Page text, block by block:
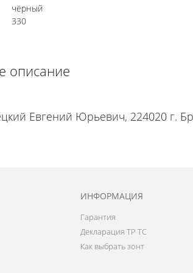
чёрный
330
описание
Евгений Юрьевич, 224020 г.
ИНФОРМАЦИЯ
Гарантия
Декларация ТР ТС
Как выбрать зонт